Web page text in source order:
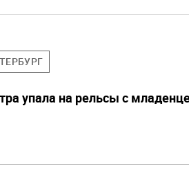
упала на рельсы с